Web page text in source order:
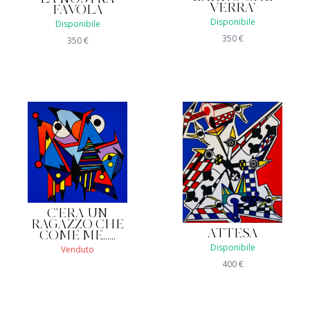
FAVOLA
Disponibile
350€
VERRA'
Disponibile
350€
C'ERA UN
RAGAZZO CHE
COME ME......
Venduto
ATTESA
Disponibile
400€